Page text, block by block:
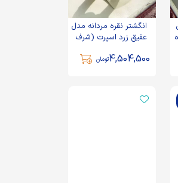
انگشتر نقره مردانه مدل
عقیق زرد اسپرت (شرف
4,504,500تومان